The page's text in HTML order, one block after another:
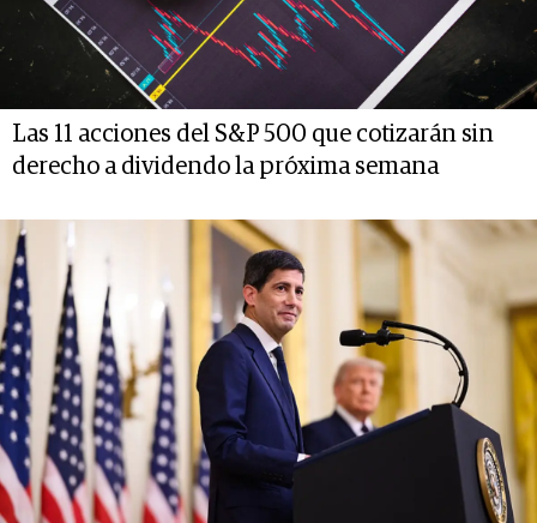
Las 11 acciones del S&P 500 que cotizarán sin
derecho a dividendo la próxima semana